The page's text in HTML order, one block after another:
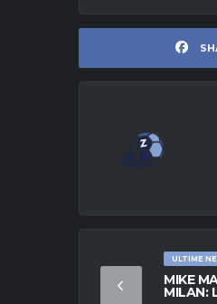
ULTIME
MIKE
MILAN: